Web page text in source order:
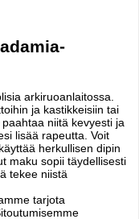
arkiruoanlaitossa.
ja kastikkeisiin tai
niitä kevyesti ja
lisää rapeutta. Voit
herkullisen dipin
maku sopii täydellisesti
tekee niistä
tarjota